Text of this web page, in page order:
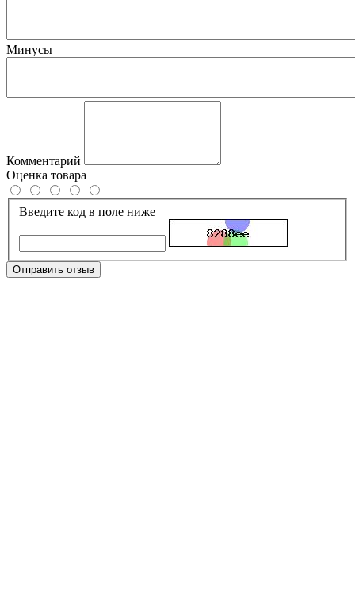
Минусы
Комментарий
Оценка товара
Введите код в поле ниже
Отправить отзыв